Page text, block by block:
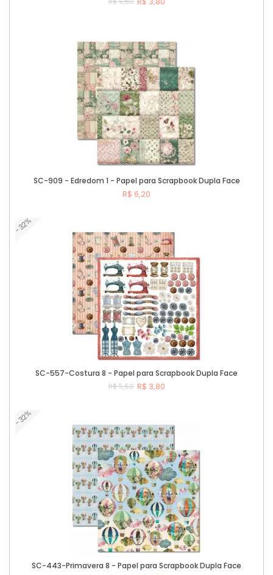
SC-909 - Edredom 1 - Papel para Scrapbook Dupla Face
R$ 6,20
-32%
SC-557-Costura 8 - Papel para Scrapbook Dupla Face
R$ 5,60 R$ 3,80
-32%
SC-443-Primavera 8 - Papel para Scrapbook Dupla Face